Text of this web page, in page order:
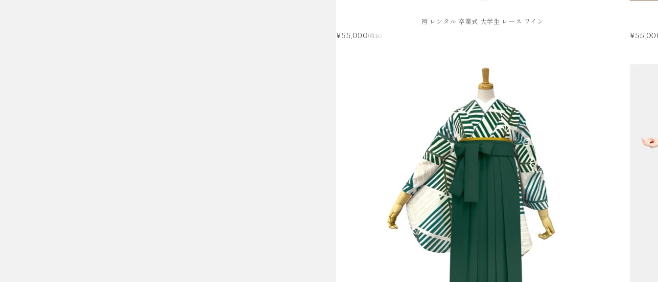
袴 レンタル 卒業式 大学生 レース ワイン
¥55,000(税込)